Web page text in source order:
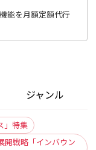
能を月額定額代行
ジャンル
」特集
開戦略「インバウン